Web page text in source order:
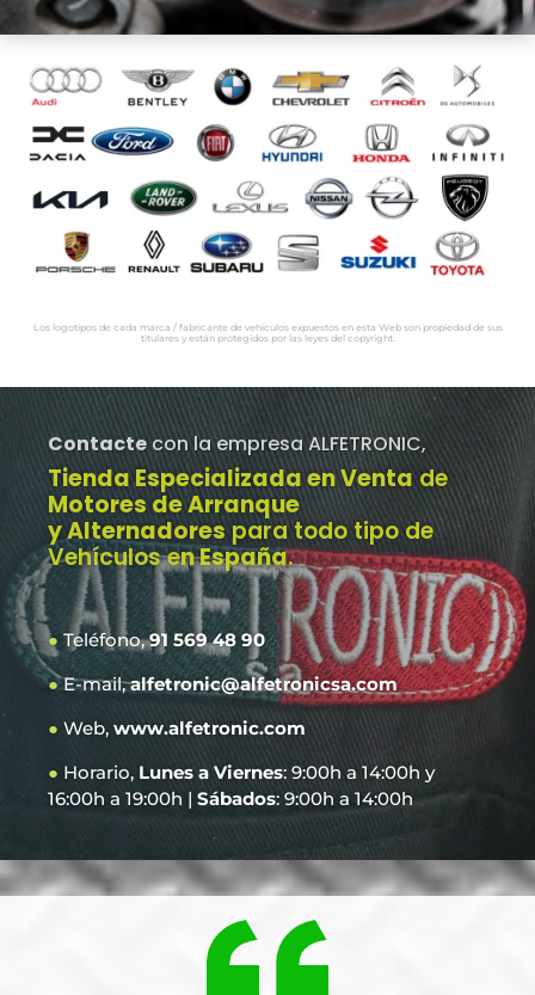
Los logotipos de cada marca / fabricante de vehículos expuestos en esta Web son propiedad de sus
titulares y están protegidos por las leyes del copyright.
Contacte con la empresa ALFETRONIC,
Tienda Especializada en Venta de
Motores de Arranque
y Alternadores para todo tipo de
Vehículos en España.
●Teléfono,91 569 48 90
●E-mail,alfetronic@alfetronicsa.com
● Web, www.alfetronic.com
● Horario, Lunes a Viernes: 9:00h a 14:00h y
16:00h a 19:00h | Sábados: 9:00h a 14:00h